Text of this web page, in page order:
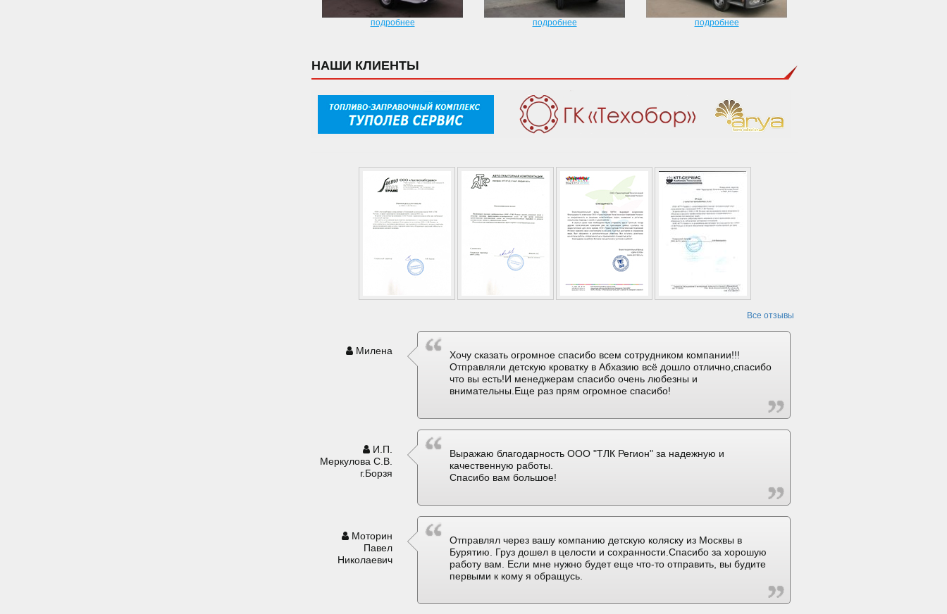
подробнее подробнее подробнее
НАШИ КЛИЕНТЫ
Все отзывы
Милена
Хочу сказать огромное спасибо всем сотрудником компании!!!
Отправляли детскую кроватку в Абхазию всё дошло отлично,спасибо
что вы есть!И менеджерам спасибо очень любезны и
внимательны.Еще раз прям огромное спасибо!
И.П.
Меркулова С.В.
г.Борзя
Выражаю благодарность ООО "ТЛК Регион" за надежную и
качественную работы.
Спасибо вам большое!
Моторин
Павел
Николаевич
Отправлял через вашу компанию детскую коляску из Москвы в
Бурятию. Груз дошел в целости и сохранности.Спасибо за хорошую
работу вам. Если мне нужно будет еще что-то отправить, вы будите
первыми к кому я обращусь.